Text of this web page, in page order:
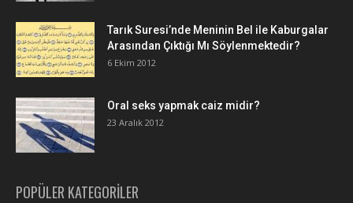
Tarık Suresi’nde Meninin Bel ile Kaburgalar
Arasından Çıktığı Mı Söylenmektedir?
6 Ekim 2012
Oral seks yapmak caiz midir?
23 Aralık 2012
POPÜLER KATEGORİLER